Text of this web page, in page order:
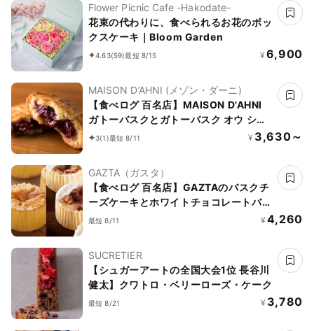
Flower Picnic Cafe -Hakodate-
花束の代わりに、食べられるお花のボッ
クスケーキ｜Bloom Garden
4.63(59)最短 8/15 ¥ 6,900
MAISON D’AHNI (メゾン・ダーニ)
【食べログ 百名店】MAISON D'AHNI
ガトーバスクとガトーバスク オウ ショ
コラセット 6個入り お中元2026
3(1)最短 8/11 ¥ 3,630～
GAZTA（ガスタ）
【食べログ 百名店】GAZTAのバスクチ
ーズケーキとホワイトチョコレートバス
クチーズケーキ2種4個セット
最短 8/11 ¥ 4,260
SUCRETIER
【シュガーアートの全国大会1位 長谷川
健太】クワトロ・ベリーローズ・ケーク
最短 8/21 ¥ 3,780